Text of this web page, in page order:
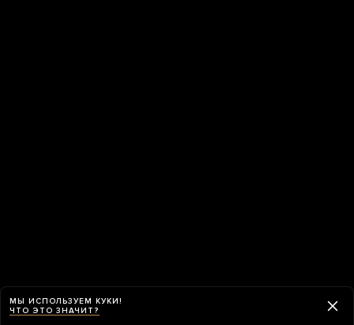
МЫ ИСПОЛЬЗУЕМ КУКИ!
ЧТО ЭТО ЗНАЧИТ?